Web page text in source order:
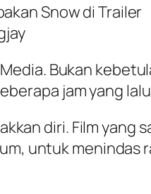
Snow di Trailer
Bukan
jam yang
diri. Film
untuk menindas